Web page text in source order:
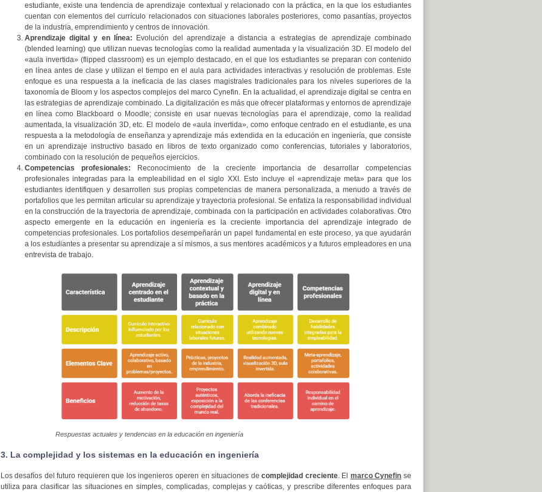
estudiante, existe una tendencia de aprendizaje contextual y relacionado con la práctica, en la que los estudiantes
cuentan con elementos del currículo relacionados con situaciones laborales posteriores, como pasantías, proyectos
de la industria, emprendimiento y centros de innovación.
Aprendizaje digital y en línea: Evolución del aprendizaje a distancia a estrategias de aprendizaje combinado
(blended learning) que utilizan nuevas tecnologías como la realidad aumentada y la visualización 3D. El modelo del
«aula invertida» (flipped classroom) es un ejemplo destacado, en el que los estudiantes se preparan con contenido
en línea antes de clase y utilizan el tiempo en el aula para actividades interactivas y resolución de problemas. Este
enfoque es una respuesta a la ineficacia de las clases magistrales tradicionales para los niveles superiores de la
taxonomía de Bloom y los aspectos complejos del marco Cynefin. En la actualidad, el aprendizaje digital se centra en
las estrategias de aprendizaje combinado. La digitalización es más que ofrecer plataformas y entornos de aprendizaje
en línea como Blackboard o Moodle; consiste en usar nuevas tecnologías para el aprendizaje, como la realidad
aumentada, la visualización 3D, etc. El modelo de «aula invertida», como enfoque centrado en el estudiante, es una
respuesta a la metodología de enseñanza y aprendizaje más extendida en la educación en ingeniería, que consiste
en un aprendizaje instructivo basado en libros de texto organizado como conferencias, tutoriales y laboratorios,
combinado con la resolución de pequeños ejercicios.
Competencias profesionales: Reconocimiento de la creciente importancia de desarrollar competencias
profesionales integradas para la empleabilidad en el siglo XXI. Esto incluye el «aprendizaje meta» para que los
estudiantes identifiquen y desarrollen sus propias competencias de manera personalizada, a menudo a través de
portafolios que les permitan articular su aprendizaje y trayectoria profesional. Se enfatiza la responsabilidad individual
en la construcción de la trayectoria de aprendizaje, combinada con la participación en actividades colaborativas. Otro
aspecto emergente en la educación en ingeniería es la creciente importancia del aprendizaje integrado de
competencias profesionales. Los portafolios desempeñarán un papel fundamental en este proceso, ya que ayudarán
a los estudiantes a presentar su aprendizaje a sí mismos, a sus mentores académicos y a futuros empleadores en una
entrevista de trabajo.
Respuestas actuales y tendencias en la educación en ingeniería
3. La complejidad y los sistemas en la educación en ingeniería
Los desafíos del futuro requieren que los ingenieros operen en situaciones decomplejidad creciente. El marco Cynefin se
utiliza para clasificar las situaciones en simples, complicadas, complejas y caóticas, y prescribe diferentes enfoques para